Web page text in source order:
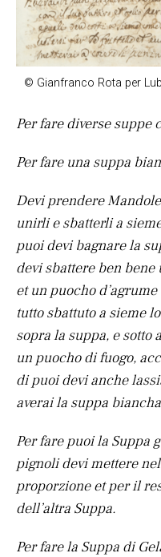
© Gianfranco Rota per
Per fare diverse suppe
Per fare una suppa
Devi prendere
unirli e sbatterli a
puoi devi bagnare la
devi sbattere ben
et un puocho
tutto sbattuto a sieme
sopra la suppa, e sotto
un puocho di fuogo,
di puoi devi anche
averai la suppa
Per fare puoi la Suppa
pignoli devi mettere
proporzione et per il
dell’altra Suppa.
Per fare la Suppa di